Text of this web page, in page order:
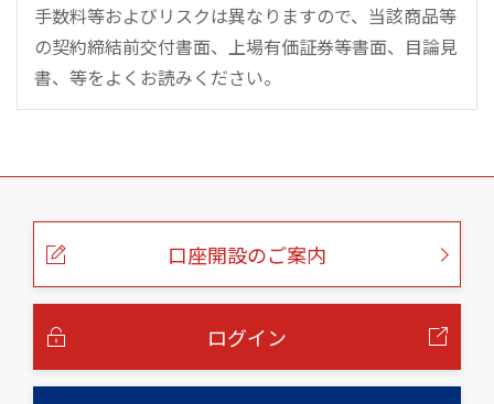
手数料等およびリスクは異なりますので、当該商品等
の契約締結前交付書面、上場有価証券等書面、目論見
書、等をよくお読みください。
こ
口座開設のご案内
ログイン